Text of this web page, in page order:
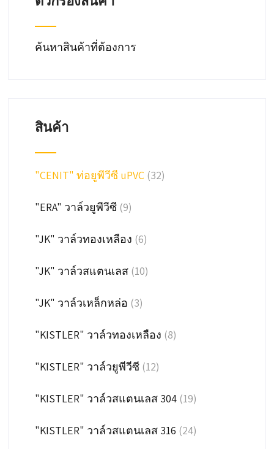
ค้นหาสินค้าที่ต้องการ
สินค้า
"CENIT" ท่อยูพีวีซี uPVC (32)
"ERA" วาล์วยูพีวีซี (9)
"JK" วาล์วทองเหลือง (6)
"JK" วาล์วสแตนเลส (10)
"JK" วาล์วเหล็กหล่อ (3)
"KISTLER" วาล์วทองเหลือง (8)
"KISTLER" วาล์วยูพีวีซี (12)
"KISTLER" วาล์วสแตนเลส 304 (19)
"KISTLER" วาล์วสแตนเลส 316 (24)